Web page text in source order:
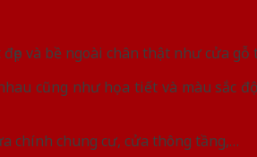
và bề ngoài chân thật như cửa gỗ
cũng như họa tiết và màu sắc
chính chung cư, cửa thông tầng,…